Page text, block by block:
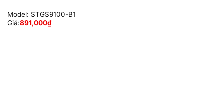
Model: STGS9100-B1
Giá:891,000₫